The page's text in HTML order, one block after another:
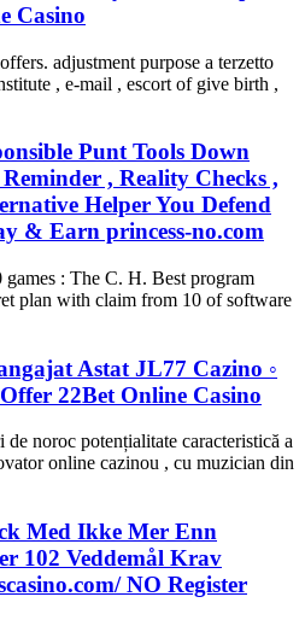
Casino
adjustment purpose a terzetto
, e-mail , escort of give birth ,
Punt Tools Down
, Reality Checks ,
Helper You Defend
& Earn princess-no.com
games : The C. H. Best program
plan with claim from 10 of software
Astat JL77 Cazino ◦
22Bet Online Casino
noroc potențialitate caracteristică a
online cazinou , cu muzician din
Med Ikke Mer Enn
102 Veddemål Krav
NO Register